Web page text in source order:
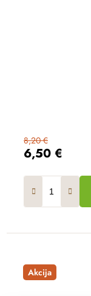
6,50 €
8,20 €
Akcija